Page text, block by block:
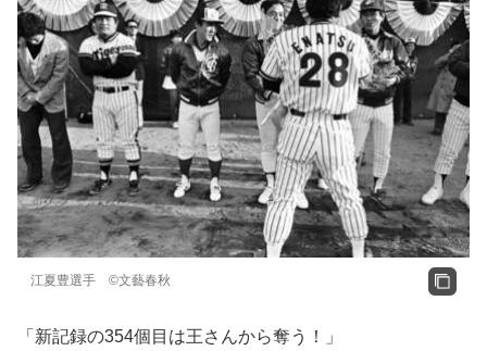
江夏豊選手 ©文藝春秋
「新記録の354個目は王さんから奪う！」